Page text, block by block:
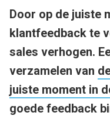
Door op de juiste
klantfeedback te
sales verhogen.
verzamelen van
juiste moment in
goede feedback